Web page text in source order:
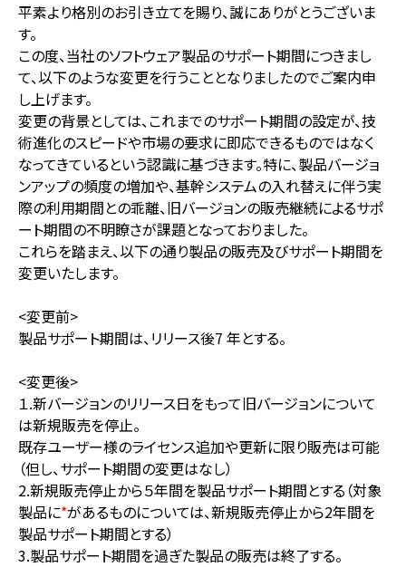
平素より格別のお引き立てを賜り、誠にありがとうございま
す。
この度、当社のソフトウェア製品のサポート期間につきまし
て、以下のような変更を行うこととなりましたのでご案内申
し上げます。
変更の背景としては、これまでのサポート期間の設定が、技
術進化のスピードや市場の要求に即応できるものではなく
なってきているという認識に基づきます。特に、製品バージョ
ンアップの頻度の増加や、基幹システムの入れ替えに伴う実
際の利用期間との乖離、旧バージョンの販売継続によるサポ
ート期間の不明瞭さが課題となっておりました。
これらを踏まえ、以下の通り製品の販売及びサポート期間を
変更いたします。
<変更前>
製品サポート期間は、リリース後7 年とする。
<変更後>
１.新バージョンのリリース日をもって旧バージョンについて
は新規販売を停止。
既存ユーザー様のライセンス追加や更新に限り販売は可能
（但し、サポート期間の変更はなし）
2.新規販売停止から５年間を製品サポート期間とする（対象
製品に*があるものについては、新規販売停止から2年間を
製品サポート期間とする）
3.製品サポート期間を過ぎた製品の販売は終了する。